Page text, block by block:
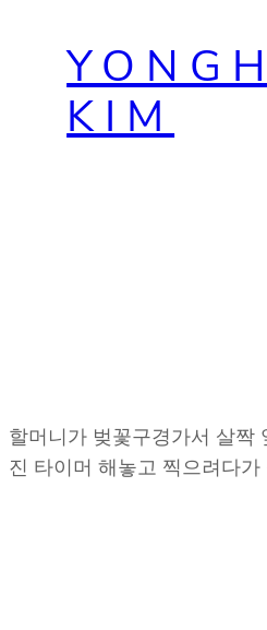
content
KIM
할머니가 벚꽃구경가서 살짝
진 타이머 해놓고 찍으려다